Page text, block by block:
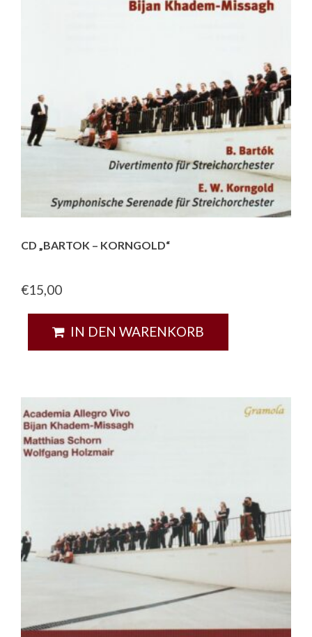
CD „BARTOK – KORNGOLD“
€15,00
IN DEN WARENKORB